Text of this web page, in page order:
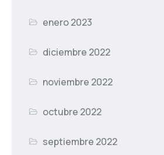
enero 2023
diciembre 2022
noviembre 2022
octubre 2022
septiembre 2022